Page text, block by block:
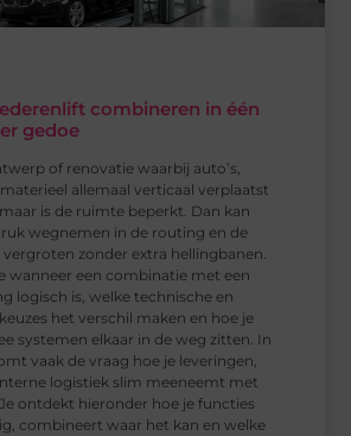
combineren in één
gedoe
of renovatie waarbij auto’s,
allemaal verticaal verplaatst
is de ruimte beperkt. Dan kan
wegnemen in de routing en de
zonder extra hellingbanen.
wanneer een combinatie met een
logisch is, welke technische en
het verschil maken en hoe je
systemen elkaar in de weg zitten. In
vaak de vraag hoe je leveringen,
logistiek slim meeneemt met
ontdekt hieronder hoe je functies
combineert waar het kan en welke